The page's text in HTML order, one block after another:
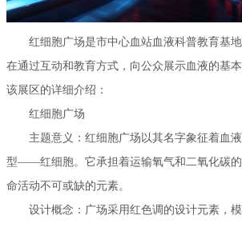
红细胞广场是市中心血站血液科普教育基
在通过互动和教育方式，向公众展示血液的基
该展区的详细介绍：
红细胞广场
主题意义：红细胞广场以其名字象征着血
型——红细胞。它承担着运输氧气和二氧化碳
命活动不可或缺的元素。
设计概念：广场采用红色调的设计元素，